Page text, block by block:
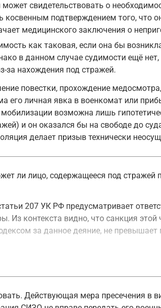
свидетельствовать о
подтверждением того, что
медицинского заключения о
как таковая, если она бы
в данном случае судимости ещё
за нахождения под стражей.
повестки, прохождение
его личная явка в военкомат или
возможна лишь
и он оказался бы на свободе до
делает призыв технически
ли лицо, содержащееся под стражей
207 УК РФ предусматривает
Из контекста видно, что санкция этой
за данное деяние, не превышает
Действующая мера пресечения в